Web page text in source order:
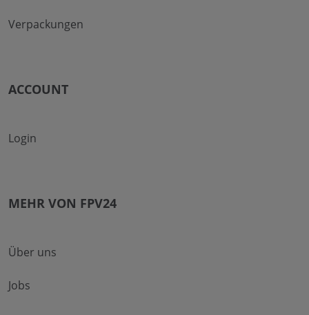
Verpackungen
ACCOUNT
Login
MEHR VON FPV24
Über uns
Jobs